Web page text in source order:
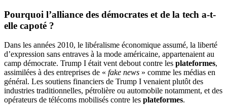
Pourquoi l’alliance des démocrates et de la tech a-t-
elle capoté ?
Dans les années 2010, le libéralisme économique assumé, la liberté
d’expression sans entraves à la mode américaine, appartenaient au
camp démocrate. Trump I était vent debout contre les plateformes,
assimilées à des entreprises de « fake news » comme les médias en
général. Les soutiens financiers de Trump I venaient plutôt des
industries traditionnelles, pétrolière ou automobile notamment, et des
opérateurs de télécoms mobilisés contre les plateformes.